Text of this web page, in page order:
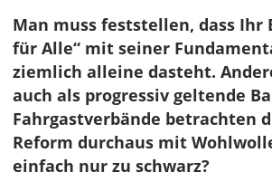
Man muss feststellen, dass Ihr
für Alle“ mit seiner
ziemlich alleine dasteht.
auch als progressiv geltende
Fahrgastverbände betrachten
Reform durchaus mit
einfach nur zu schwarz?